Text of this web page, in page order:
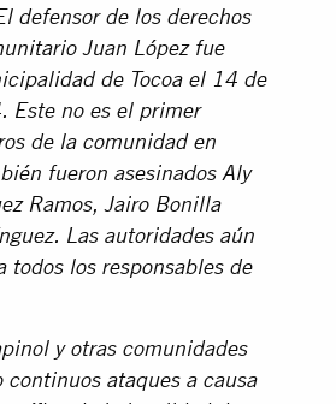
defensor de los derechos
Juan López fue
de Tocoa el 14 de
Este no es el primer
de la comunidad en
fueron asesinados Aly
Ramos, Jairo Bonilla
Las autoridades aún
todos los responsables de
y otras comunidades
continuos ataques a causa